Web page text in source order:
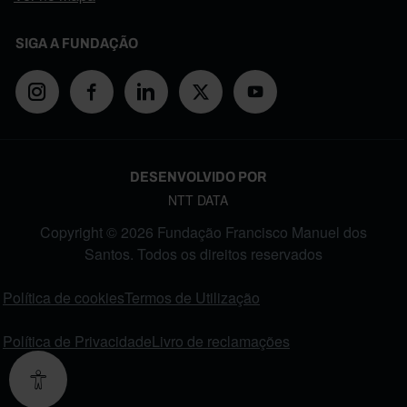
SIGA A FUNDAÇÃO
DESENVOLVIDO POR
NTT DATA
Copyright © 2026 Fundação Francisco Manuel dos
Santos. Todos os direitos reservados
Política de cookiesTermos de Utilização
Política de PrivacidadeLivro de reclamações